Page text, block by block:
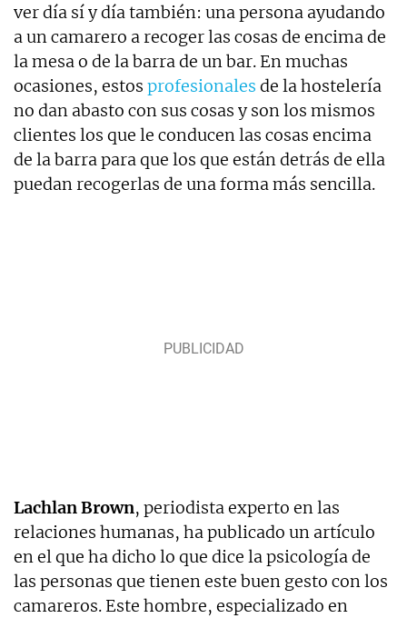
ver día sí y día también: una persona ayudando
a un camarero a recoger las cosas de encima de
la mesa o de la barra de un bar. En muchas
ocasiones, estos profesionales de la hostelería
no dan abasto con sus cosas y son los mismos
clientes los que le conducen las cosas encima
de la barra para que los que están detrás de ella
puedan recogerlas de una forma más sencilla.
Lachlan Brown, periodista experto en las
relaciones humanas, ha publicado un artículo
en el que ha dicho lo que dice la psicología de
las personas que tienen este buen gesto con los
camareros. Este hombre, especializado en